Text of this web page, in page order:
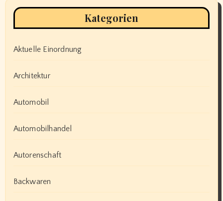
Kategorien
Aktuelle Einordnung
Architektur
Automobil
Automobilhandel
Autorenschaft
Backwaren